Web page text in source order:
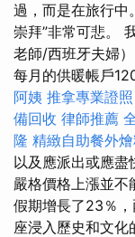
過，而是在旅行中
崇拜”非常可悲。
老師/西班牙夫婦
每月的供暖帳戶
阿姨 推拿專業證照
備回收 律師推薦
隆 精緻自助餐外
以及應派出或應盡
嚴格價格上漲並不
假期增長了23％
座浸入歷史和文化